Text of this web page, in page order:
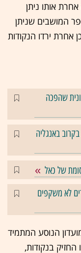
אותו ניתן
המושבים שניתן
אחרת ירדו הנקודות
שהפכה
באנגליה
של כאל
לא משקפים
הנוסע המתמיד
בנקודות,